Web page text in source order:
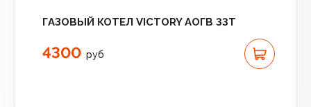
ГАЗОВЫЙ КОТЕЛ VICTORY АОГВ 33T
4300 руб